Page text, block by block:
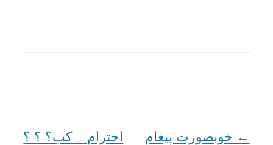
Post
← خوبصورت پیغام
احترام ۔ کب؟ ؟ ؟